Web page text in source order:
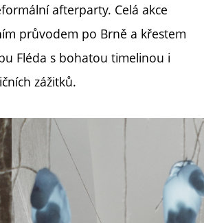
afterparty. Celá akce
průvodem po Brně a křestem
Fléda s bohatou timelinou i
zážitků.